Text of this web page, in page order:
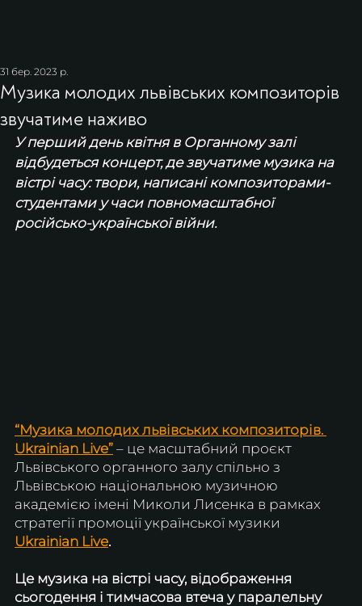
Музика молодих львівських композиторів
звучатиме наживо
31 бер. 2023 р.
У перший день квітня в Органному залі
відбудеться концерт, де звучатиме музика на
вістрі часу: твори, написані композиторами-
студентами у часи повномасштабної
російсько-української війни.
“Музика молодих львівських композиторів.
Ukrainian Live” – це масштабний проєкт
Львівського органного залу спільно з
Львівською національною музичною
академією імені Миколи Лисенка в рамках
стратегії промоції української музики
Ukrainian Live.
Це музика на вістрі часу, відображення
сьогодення і тимчасова втеча у паралельну